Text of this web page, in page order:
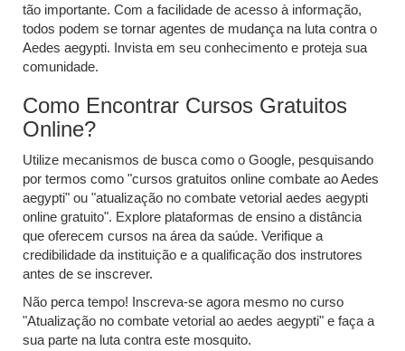
tão importante. Com a facilidade de acesso à informação,
todos podem se tornar agentes de mudança na luta contra o
Aedes aegypti. Invista em seu conhecimento e proteja sua
comunidade.
Como Encontrar Cursos Gratuitos
Online?
Utilize mecanismos de busca como o Google, pesquisando
por termos como "cursos gratuitos online combate ao Aedes
aegypti" ou "atualização no combate vetorial aedes aegypti
online gratuito". Explore plataformas de ensino a distância
que oferecem cursos na área da saúde. Verifique a
credibilidade da instituição e a qualificação dos instrutores
antes de se inscrever.
Não perca tempo! Inscreva-se agora mesmo no curso
"Atualização no combate vetorial ao aedes aegypti" e faça a
sua parte na luta contra este mosquito.